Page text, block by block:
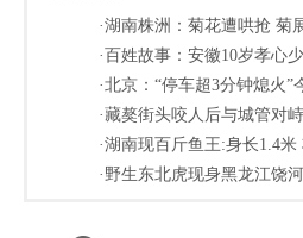
·湖南株洲：菊花遭哄抢 菊
·百姓故事：安徽10岁孝心
·北京：“停车超3分钟熄火”
·藏獒街头咬人后与城管对
·湖南现百斤鱼王:身长1.4
·野生东北虎现身黑龙江饶